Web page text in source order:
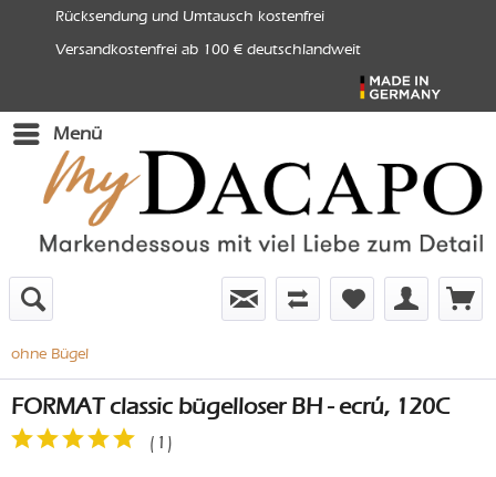
Rücksendung und Umtausch kostenfrei
Versandkostenfrei ab 100 € deutschlandweit
Menü
ohne Bügel
FORMAT classic bügelloser BH - ecrú, 120C
( 1 )